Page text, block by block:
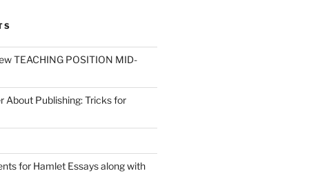
TEACHING POSITION MID-
About Publishing: Tricks for
for Hamlet Essays along with